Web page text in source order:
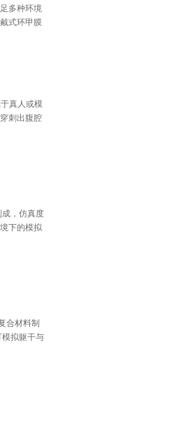
多种环境
式环甲膜
真人或模
刺出腹腔
，仿真度
下的模拟
合材料制
拟躯干与